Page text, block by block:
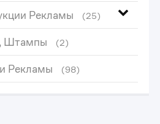
Рекламы (25)
Штампы (2)
Рекламы (98)